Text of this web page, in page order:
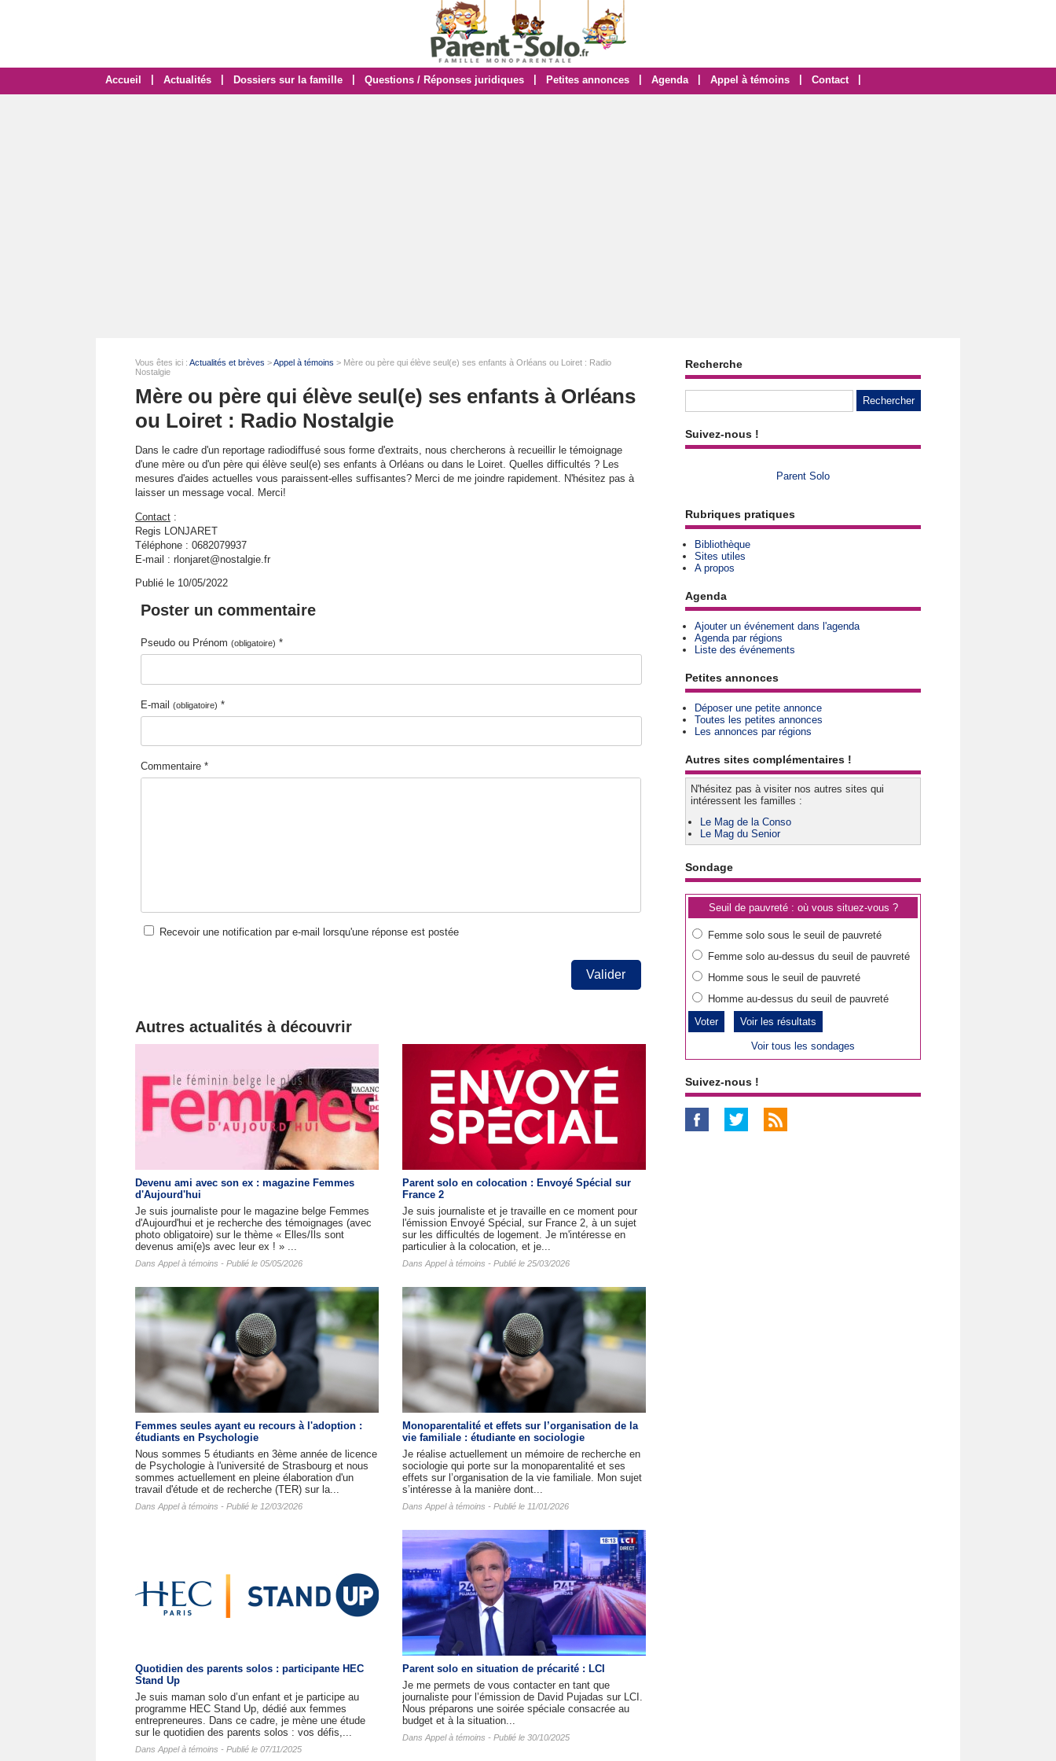
Accueil Actualités Dossiers sur la famille Questions / Réponses juridiques Petites annonces Agenda Appel à témoins Contact
Vous êtes ici : Actualités et brèves >Appel à témoins > Mère ou père qui élève seul(e) ses enfants à Orléans ou Loiret : Radio
Nostalgie
Mère ou père qui élève seul(e) ses enfants à Orléans
ou Loiret : Radio Nostalgie
Dans le cadre d'un reportage radiodiffusé sous forme d'extraits, nous chercherons à recueillir le témoignage
d'une mère ou d'un père qui élève seul(e) ses enfants à Orléans ou dans le Loiret. Quelles difficultés ? Les
mesures d'aides actuelles vous paraissent-elles suffisantes? Merci de me joindre rapidement. N'hésitez pas à
laisser un message vocal. Merci!
Contact :
Regis LONJARET
Téléphone : 0682079937
E-mail : rlonjaret@nostalgie.fr
Publié le 10/05/2022
Poster un commentaire
Pseudo ou Prénom (obligatoire) *
E-mail (obligatoire) *
Commentaire *
Recevoir une notification par e-mail lorsqu'une réponse est postée
Valider
Autres actualités à découvrir
Devenu ami avec son ex : magazine Femmes
d'Aujourd'hui
Je suis journaliste pour le magazine belge Femmes
d'Aujourd'hui et je recherche des témoignages (avec
photo obligatoire) sur le thème « Elles/Ils sont
devenus ami(e)s avec leur ex ! » ...
Dans Appel à témoins - Publié le 05/05/2026
Parent solo en colocation : Envoyé Spécial sur
France 2
Je suis journaliste et je travaille en ce moment pour
l'émission Envoyé Spécial, sur France 2, à un sujet
sur les difficultés de logement. Je m'intéresse en
particulier à la colocation, et je...
Dans Appel à témoins - Publié le 25/03/2026
Femmes seules ayant eu recours à l'adoption :
étudiants en Psychologie
Nous sommes 5 étudiants en 3ème année de licence
de Psychologie à l'université de Strasbourg et nous
sommes actuellement en pleine élaboration d'un
travail d'étude et de recherche (TER) sur la...
Dans Appel à témoins - Publié le 12/03/2026
Monoparentalité et effets sur l’organisation de la
vie familiale : étudiante en sociologie
Je réalise actuellement un mémoire de recherche en
sociologie qui porte sur la monoparentalité et ses
effets sur l’organisation de la vie familiale. Mon sujet
s’intéresse à la manière dont...
Dans Appel à témoins - Publié le 11/01/2026
Quotidien des parents solos : participante HEC
Stand Up
Je suis maman solo d’un enfant et je participe au
programme HEC Stand Up, dédié aux femmes
entrepreneures. Dans ce cadre, je mène une étude
sur le quotidien des parents solos : vos défis,...
Dans Appel à témoins - Publié le 07/11/2025
Parent solo en situation de précarité : LCI
Je me permets de vous contacter en tant que
journaliste pour l’émission de David Pujadas sur LCI.
Nous préparons une soirée spéciale consacrée au
budget et à la situation...
Dans Appel à témoins - Publié le 30/10/2025
Recherche
Suivez-nous !
Parent Solo
Rubriques pratiques
Bibliothèque
Sites utiles
A propos
Agenda
Ajouter un événement dans l'agenda
Agenda par régions
Liste des événements
Petites annonces
Déposer une petite annonce
Toutes les petites annonces
Les annonces par régions
Autres sites complémentaires !
N'hésitez pas à visiter nos autres sites qui
intéressent les familles :
Le Mag de la Conso
Le Mag du Senior
Sondage
Seuil de pauvreté : où vous situez-vous ?
Femme solo sous le seuil de pauvreté
Femme solo au-dessus du seuil de pauvreté
Homme sous le seuil de pauvreté
Homme au-dessus du seuil de pauvreté
Voir les résultats
Voir tous les sondages
Suivez-nous !